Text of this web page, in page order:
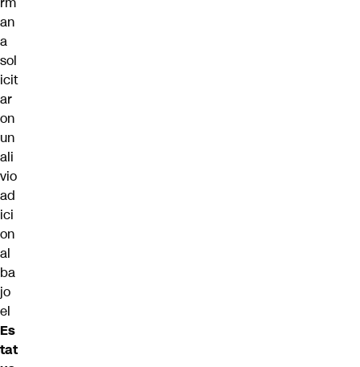
an
a
sol
icit
ar
on
un
ali
vio
ad
ici
on
al
ba
jo
el
Es
tat